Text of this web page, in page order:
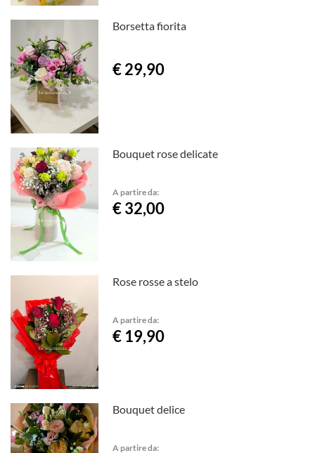
Borsetta fiorita
€ 29,90
Bouquet rose delicate
A partire da:
€ 32,00
Rose rosse a stelo
A partire da:
€ 19,90
Bouquet delice
A partire da: